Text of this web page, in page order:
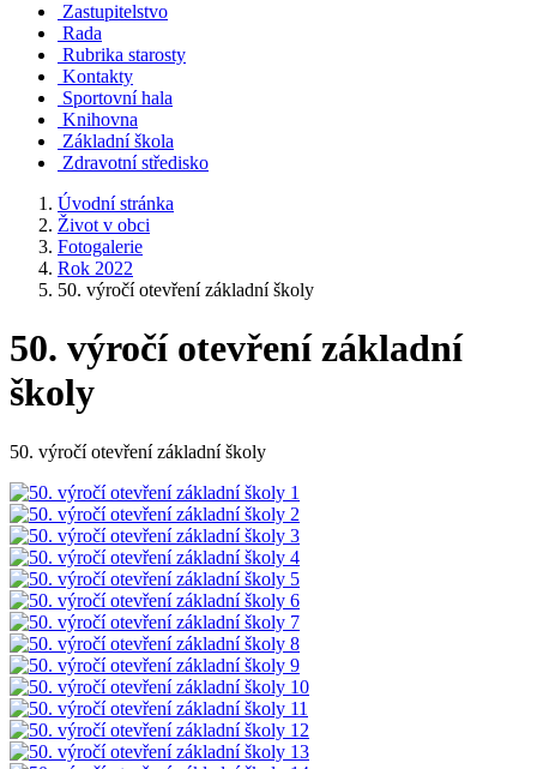
Zastupitelstvo
Rada
Rubrika starosty
Kontakty
Sportovní hala
Knihovna
Základní škola
Zdravotní středisko
Úvodní stránka
Život v obci
Fotogalerie
Rok 2022
50. výročí otevření základní školy
50. výročí otevření základní
školy
50. výročí otevření základní školy